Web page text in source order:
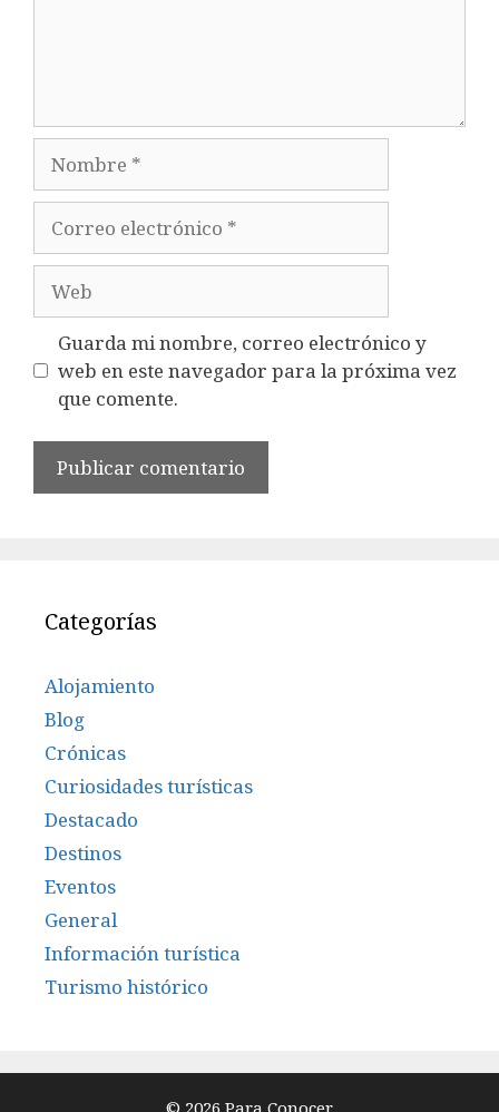
Nombre
electrónico
Guarda mi nombre, correo electrónico y
web en este navegador para la próxima vez
que comente.
Categorías
Alojamiento
Blog
Crónicas
Curiosidades turísticas
Destacado
Destinos
Eventos
General
Información turística
Turismo histórico
© 2026 Para Conocer